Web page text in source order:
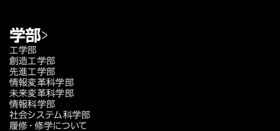
学部
工学部
創造工学部
先進工学部
情報変革科学部
未来変革科学部
情報科学部
社会システム科学部
履修・修学について